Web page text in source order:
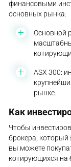
финансовыми
основных рынка:
Основной
ASX 300:
рынке.
Как
Чтобы
брокера, который
вы можете
котирующихся на